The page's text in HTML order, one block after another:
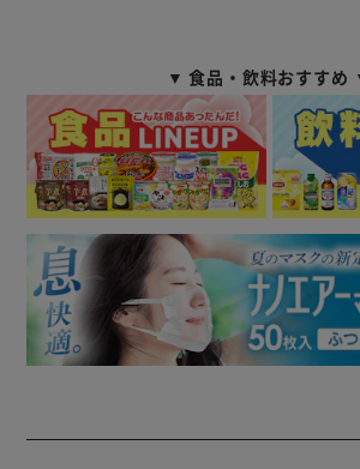
▼ 食品・飲料おすすめ